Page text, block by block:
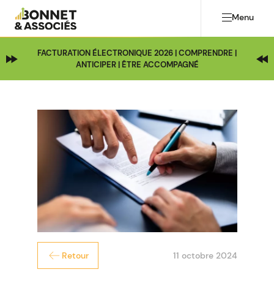
Menu
FACTURATION ÉLECTRONIQUE 2026 | COMPRENDRE |
ANTICIPER | ÊTRE ACCOMPAGNÉ
Retour 11 octobre 2024